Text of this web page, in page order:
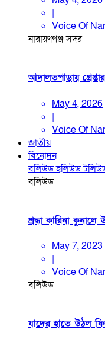
|
Voice Of
নারায়ণগঞ্জ সদর
আদালতপাড়ায়
May 4, 2026
|
Voice Of
জাতীয়
বিনোদন
বলিউডহলিউড
বলিউড
শ্রদ্ধা কারিনা কুনালে
May 7, 2023
|
Voice Of
বলিউড
যাদের হাতে উঠল